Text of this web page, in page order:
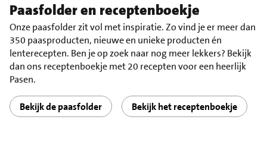
Paasfolder en receptenboekje
Onze paasfolder zit vol met inspiratie. Zo vind je er meer dan
350 paasproducten, nieuwe en unieke producten én
lenterecepten. Ben je op zoek naar nog meer lekkers? Bekijk
dan ons receptenboekje met 20 recepten voor een heerlijk
Pasen.
Bekijk de paasfolder Bekijk het receptenboekje